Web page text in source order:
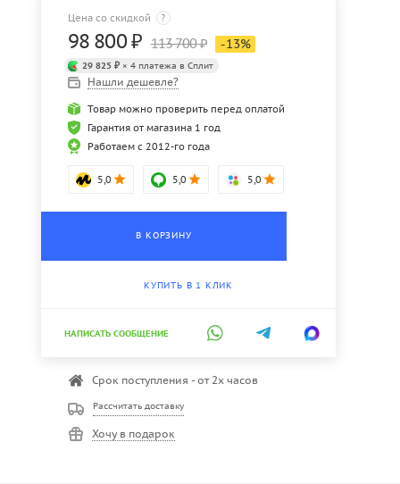
Цена со скидкой ?
98 800₽ 113 700₽ -13%
29 825 ₽ × 4 платежа в Сплит
Нашли дешевле?
Товар можно проверить перед оплатой
Гарантия от магазина 1 год
Работаем с 2012-го года
5,0 5,0 5,0
В КОРЗИНУ
КУПИТЬ В 1 КЛИК
НАПИСАТЬ СООБЩЕНИЕ
Срок поступления - от 2х часов
Рассчитать доставку
Хочу в подарок